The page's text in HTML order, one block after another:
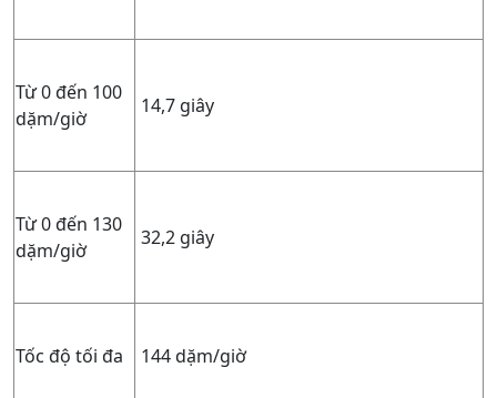
Từ 0 đến 100
dặm/giờ
14,7 giây
Từ 0 đến 130
dặm/giờ
32,2 giây
Tốc độ tối đa 144 dặm/giờ